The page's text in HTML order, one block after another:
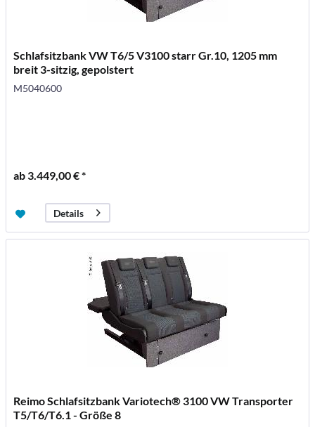
Schlafsitzbank VW T6/5 V3100 starr Gr.10, 1205 mm
breit 3-sitzig, gepolstert
M5040600
ab 3.449,00 € *
Details
Reimo Schlafsitzbank Variotech® 3100 VW Transporter
T5/T6/T6.1 - Größe 8